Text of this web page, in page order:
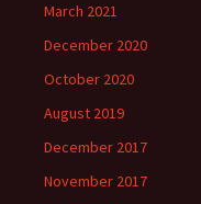
March 2021
December 2020
October 2020
August 2019
December 2017
November 2017